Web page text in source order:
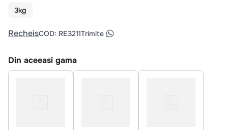
.
4. chifle
5 .
6. coaste
3kg
RecheisCOD: RE3211Trimite
Din aceeasi gama